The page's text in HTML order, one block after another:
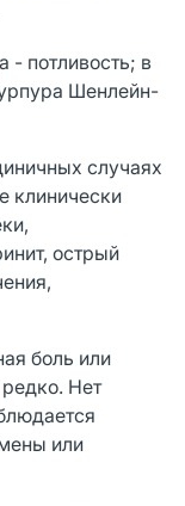
- потливость; в
Шенлейн-
случаях
клинически
острый
боль или
Нет
или